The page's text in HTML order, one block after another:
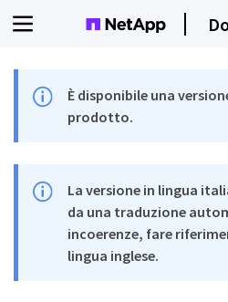
È disponibile una
prodotto.
La versione in lingua
da una traduzione
incoerenze, fare
lingua inglese.